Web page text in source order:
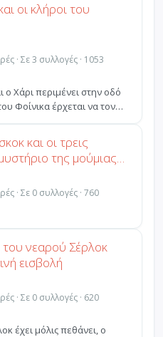
οι κλήροι του
· Σε 3 συλλογές · 1053
ο Χάρι περιμένει στην οδό
Φοίνικα έρχεται να τον
και οι τρεις
της μούμιας
· Σε 0 συλλογές · 760
του νεαρού Σέρλοκ
εισβολή
· Σε 0 συλλογές · 620
έχει μόλις πεθάνει, ο